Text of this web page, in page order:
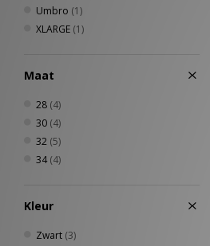
Umbro (1)
XLARGE (1)
Maat
28 (4)
30 (4)
32 (5)
34(4)
Kleur
Zwart (3)